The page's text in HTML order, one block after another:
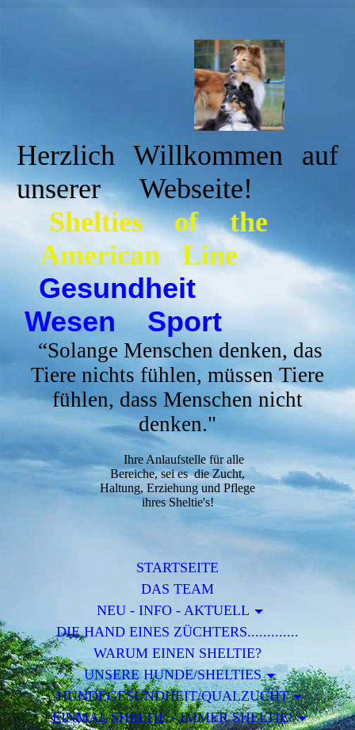
Herzlich Willkommen auf
unserer Webseite!
Sheltiesof the
American Line
Gesundheit
Wesen Sport
“Solange Menschen denken, das
Tiere nichts fühlen, müssen Tiere
fühlen, dass Menschen nicht
denken."
Ihre Anlaufstelle für alle
Bereiche, sei es die Zucht,
Haltung, Erziehung und Pflege
ihres Sheltie's!
STARTSEITE
DAS TEAM
NEU - INFO - AKTUELL
DIE HAND EINES ZÜCHTERS.............
WARUM EINEN SHELTIE?
UNSERE HUNDE/SHELTIES
HUNDEGESUNDHEIT/QUALZUCHT
EINMAL SHELTIE - IMMER SHELTIE!